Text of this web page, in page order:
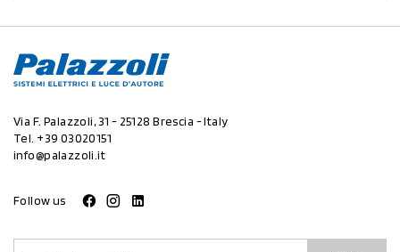
Via F. Palazzoli, 31 - 25128 Brescia - Italy
Tel. +39 03020151
info@palazzoli.it
Follow us